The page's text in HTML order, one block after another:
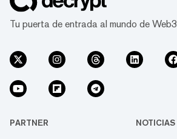
Tu puerta de entrada al mundo de Web3
PARTNER NOTICIAS